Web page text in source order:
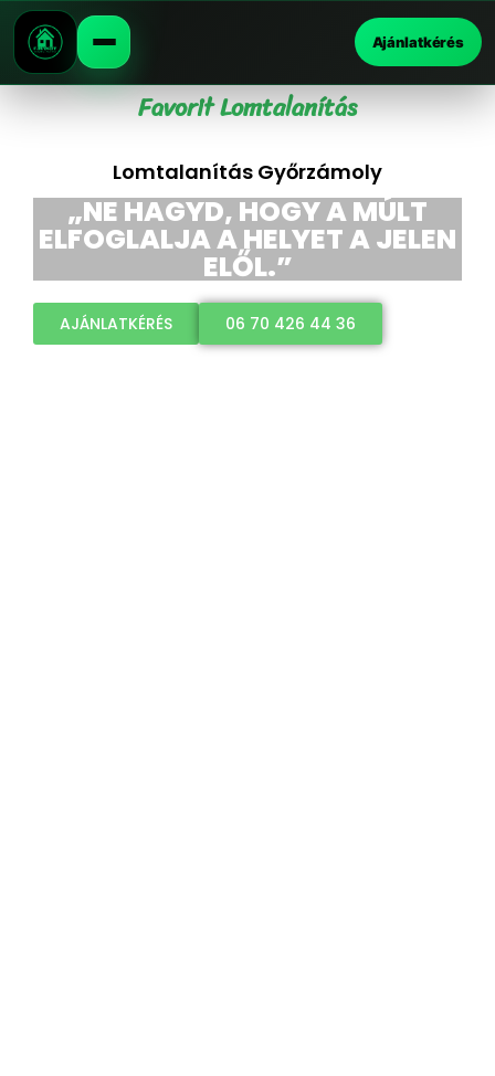
Ajánlatkérés
Favorit Lomtalanítás
Lomtalanítás Győrzámoly
„NE HAGYD, HOGY A MÚLT
ELFOGLALJA A HELYET A JELEN
ELŐL.”
AJÁNLATKÉRÉS 06 70 426 44 36